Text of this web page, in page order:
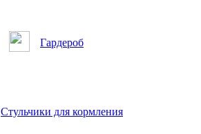
Гардероб
Стульчики для кормления